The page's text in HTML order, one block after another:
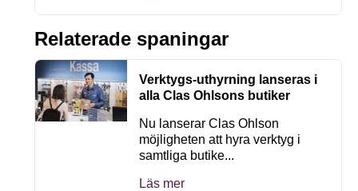
Relaterade spaningar
Verktygs-uthyrning lanseras i
alla Clas Ohlsons butiker
Nu lanserar Clas Ohlson
möjligheten att hyra verktyg i
samtliga butike...
Läs mer